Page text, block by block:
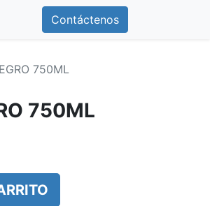
Contáctenos
750ML
750ML